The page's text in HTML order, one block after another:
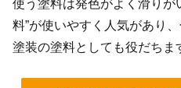
使う塗料は発色がよく滑りが
料”が使いやすく人気があり
塗装の塗料としても役だちま